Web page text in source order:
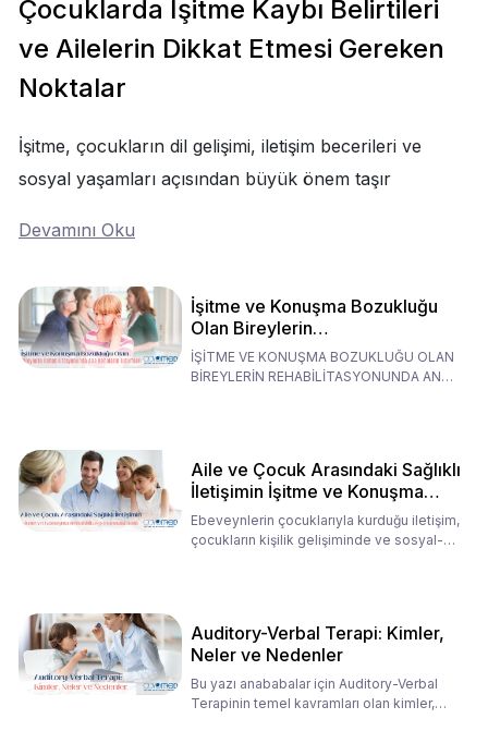
Çocuklarda İşitme Kaybı Belirtileri
ve Ailelerin Dikkat Etmesi Gereken
Noktalar
İşitme, çocukların dil gelişimi, iletişim becerileri ve
sosyal yaşamları açısından büyük önem taşır
Devamını Oku
İşitme ve Konuşma Bozukluğu
Olan Bireylerin
Rehabilitasyonunda Ana
Babaların Tutumları
İŞİTME VE KONUŞMA BOZUKLUĞU OLAN
BİREYLERİN REHABİLİTASYONUNDA ANA
Aile ve Çocuk Arasındaki Sağlıklı
İletişimin İşitme ve Konuşma
Rehabilitasyonundaki Rolü
Ebeveynlerin çocuklarıyla kurduğu iletişim,
çocukların kişilik gelişiminde ve sosyal-
Auditory-Verbal Terapi: Kimler,
Neler ve Nedenler
Bu yazı anababalar için Auditory-Verbal
Terapinin temel kavramları olan kimler,